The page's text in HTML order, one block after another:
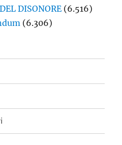
DISONORE (6.516)
(6.306)